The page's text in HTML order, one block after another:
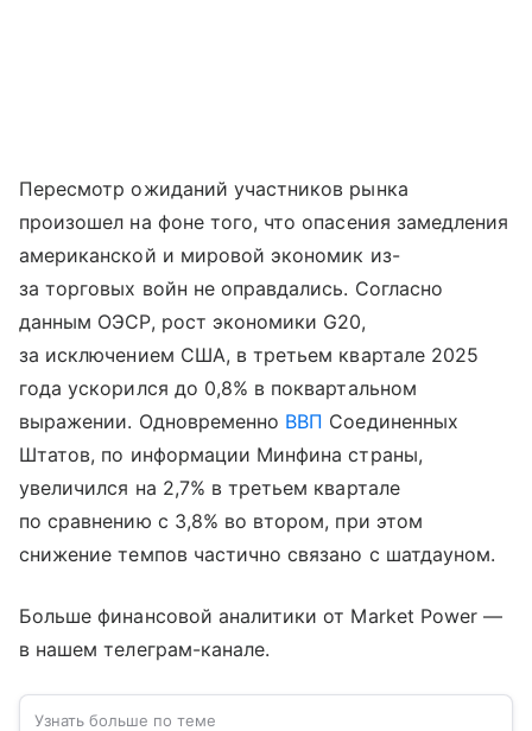
Пересмотр ожиданий участников рынка
произошел на фоне того, что опасения замедления
американской и мировой экономик из-
за торговых войн не оправдались. Согласно
данным ОЭСР, рост экономики G20,
за исключением США, в третьем квартале 2025
года ускорился до 0,8% в поквартальном
выражении. Одновременно ВВП Соединенных
Штатов, по информации Минфина страны,
увеличился на 2,7% в третьем квартале
по сравнению с 3,8% во втором, при этом
снижение темпов частично связано с шатдауном.
Больше финансовой аналитики от Market Power —
в нашем телеграм-канале.
Узнать больше по теме